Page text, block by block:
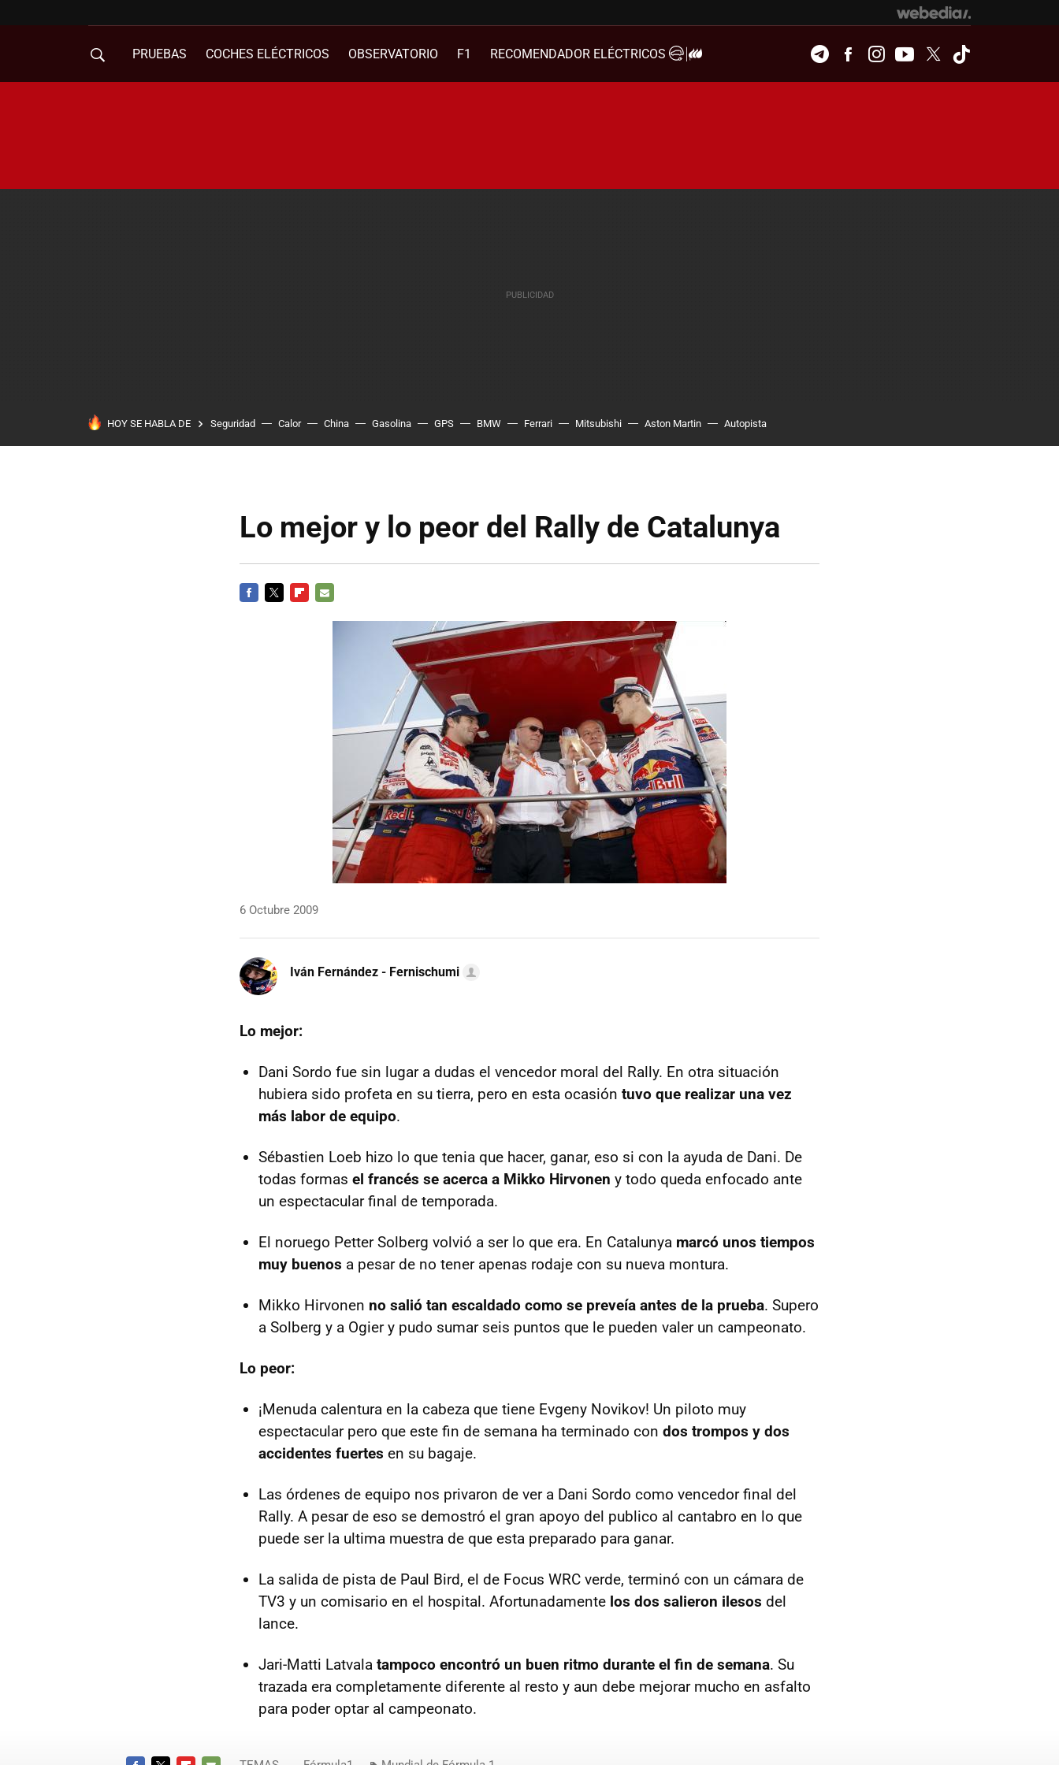
PRUEBAS COCHES ELÉCTRICOS OBSERVATORIO F1
RECOMENDADOR ELÉCTRICOS
TelegramFacebookInstagramYoutubeTwitter
HOY SE HABLA DE Seguridad Calor China Gasolina GPS BMW Ferrari Mitsubishi Aston Martin Autopista
Lo mejor y lo peor del Rally de Catalunya
6 Octubre 2009
Iván Fernández - Fernischumi
Lo mejor:
Dani Sordo fue sin lugar a dudas el vencedor moral del Rally. En otra situación
hubiera sido profeta en su tierra, pero en esta ocasión tuvo que realizar una vez
más labor de equipo.
Sébastien Loeb hizo lo que tenia que hacer, ganar, eso si con la ayuda de Dani. De
todas formas el francés se acerca a Mikko Hirvonen y todo queda enfocado ante
un espectacular final de temporada.
El noruego Petter Solberg volvió a ser lo que era. En Catalunya marcó unos tiempos
muy buenos a pesar de no tener apenas rodaje con su nueva montura.
Mikko Hirvonen no salió tan escaldado como se preveía antes de la prueba. Supero
a Solberg y a Ogier y pudo sumar seis puntos que le pueden valer un campeonato.
Lo peor:
¡Menuda calentura en la cabeza que tiene Evgeny Novikov! Un piloto muy
espectacular pero que este fin de semana ha terminado con dos trompos y dos
accidentes fuertes en su bagaje.
Las órdenes de equipo nos privaron de ver a Dani Sordo como vencedor final del
Rally. A pesar de eso se demostró el gran apoyo del publico al cantabro en lo que
puede ser la ultima muestra de que esta preparado para ganar.
La salida de pista de Paul Bird, el de Focus WRC verde, terminó con un cámara de
TV3 y un comisario en el hospital. Afortunadamente los dos salieron ilesos del
lance.
Jari-Matti Latvala tampoco encontró un buen ritmo durante el fin de semana. Su
trazada era completamente diferente al resto y aun debe mejorar mucho en asfalto
para poder optar al campeonato.